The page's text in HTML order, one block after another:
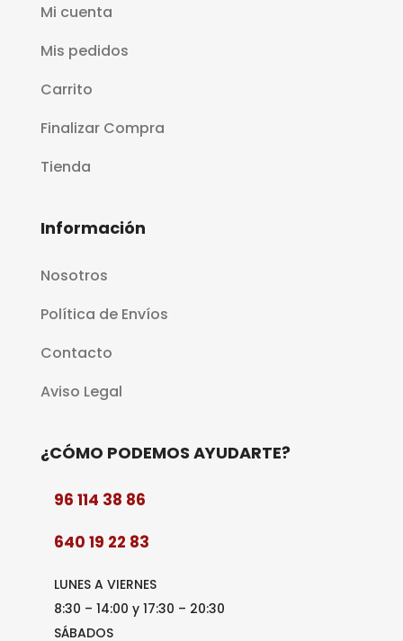
Mi cuenta
Mis pedidos
Carrito
Finalizar Compra
Tienda
Información
Nosotros
Política de Envíos
Contacto
Aviso Legal
¿CÓMO PODEMOS AYUDARTE?
96 114 38 86
640 19 22 83
LUNES A VIERNES
8:30 – 14:00 y 17:30 – 20:30
SÁBADOS